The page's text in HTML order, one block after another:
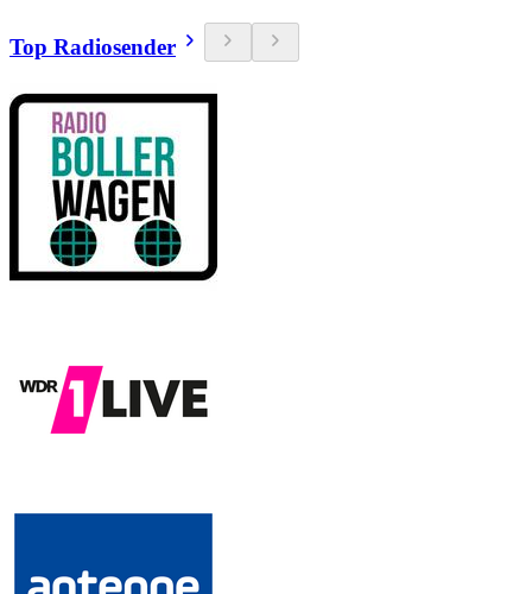
Top Radiosender